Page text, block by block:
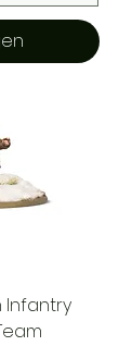
Infantry